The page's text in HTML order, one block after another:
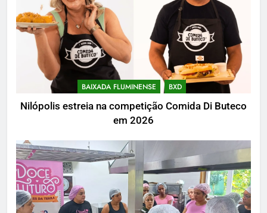
BAIXADA FLUMINENSE BXD
Nilópolis estreia na competição Comida Di Buteco
em 2026